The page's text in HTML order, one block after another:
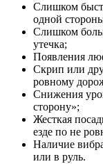
Слишком
одной
Слишком
утечка;
Появления
Скрип или
ровному
Снижения
сторону»;
Жесткая
езде по не
Наличие
или в руль.